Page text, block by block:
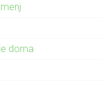
doma